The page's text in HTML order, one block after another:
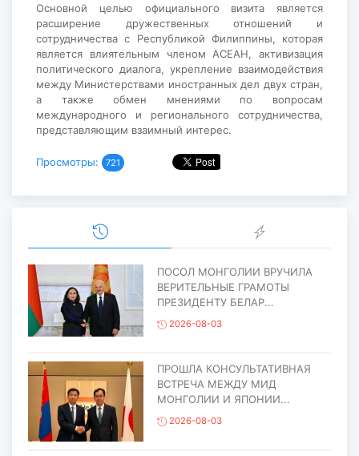
Основной целью официального визита является
расширение дружественных отношений и
сотрудничества с Республикой Филиппины, которая
является влиятельным членом АСЕАН, активизация
политического диалога, укрепление взаимодействия
между Министерствами иностранных дел двух стран,
а также обмен мнениями по вопросам
международного и регионального сотрудничества,
представляющим взаимный интерес.
Просмотры: 721
ПОСОЛ МОНГОЛИИ ВРУЧИЛА
ВЕРИТЕЛЬНЫЕ ГРАМОТЫ
ПРЕЗИДЕНТУ БЕЛАР...
2026-08-03
ПРОШЛА КОНСУЛЬТАТИВНАЯ
ВСТРЕЧА МЕЖДУ МИД
МОНГОЛИИ И ЯПОНИИ...
2026-08-03